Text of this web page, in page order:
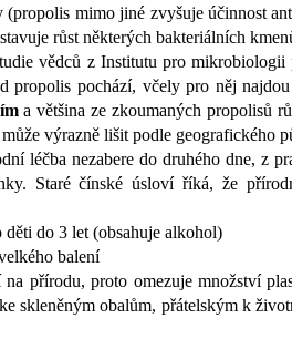
mimo jiné zvyšuje účinnost
růst některých bakteriálních
vědců z Institutu pro
propolis pochází, včely pro něj
a většina ze zkoumaných propolisů
výrazně lišit podle geografického
léčba nezabere do druhého dne, z
Staré čínské úsloví říká, že
do 3 let (obsahuje alkohol)
balení
na přírodu, proto omezuje množství
skleněným obalům, přátelským k